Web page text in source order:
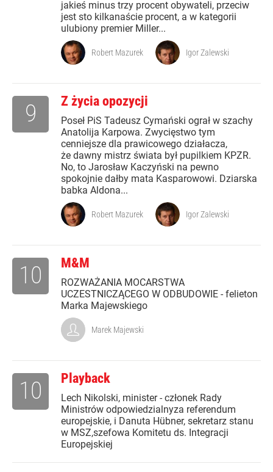
jakieś minus trzy procent obywateli, przeciw
jest sto kilkanaście procent, a w kategorii
ulubiony premier Miller...
Robert Mazurek Igor Zalewski
Z życia opozycji
Poseł PiS Tadeusz Cymański ograł w szachy
Anatolija Karpowa. Zwycięstwo tym
cenniejsze dla prawicowego działacza,
że dawny mistrz świata był pupilkiem KPZR.
No, to Jarosław Kaczyński na pewno
spokojnie dałby mata Kasparowowi. Dziarska
babka Aldona...
9
Robert Mazurek Igor Zalewski
M&M
ROZWAŻANIA MOCARSTWA
UCZESTNICZĄCEGO W ODBUDOWIE - felieton
Marka Majewskiego
10
Marek Majewski
Playback
Lech Nikolski, minister - członek Rady
Ministrów odpowiedzialnyza referendum
europejskie, i Danuta Hübner, sekretarz stanu
w MSZ,szefowa Komitetu ds. Integracji
Europejskiej
10